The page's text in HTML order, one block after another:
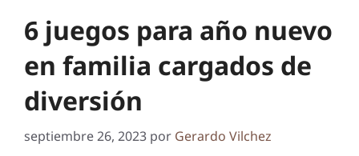
6 juegos para año nuevo
en familia cargados de
diversión
septiembre 26, 2023 por Gerardo Vilchez